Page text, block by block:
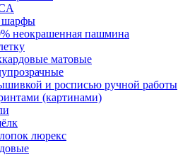
шарфы
неокрашенная пашмина
матовые
и росписью ручной работы
(картинами)
люрекс